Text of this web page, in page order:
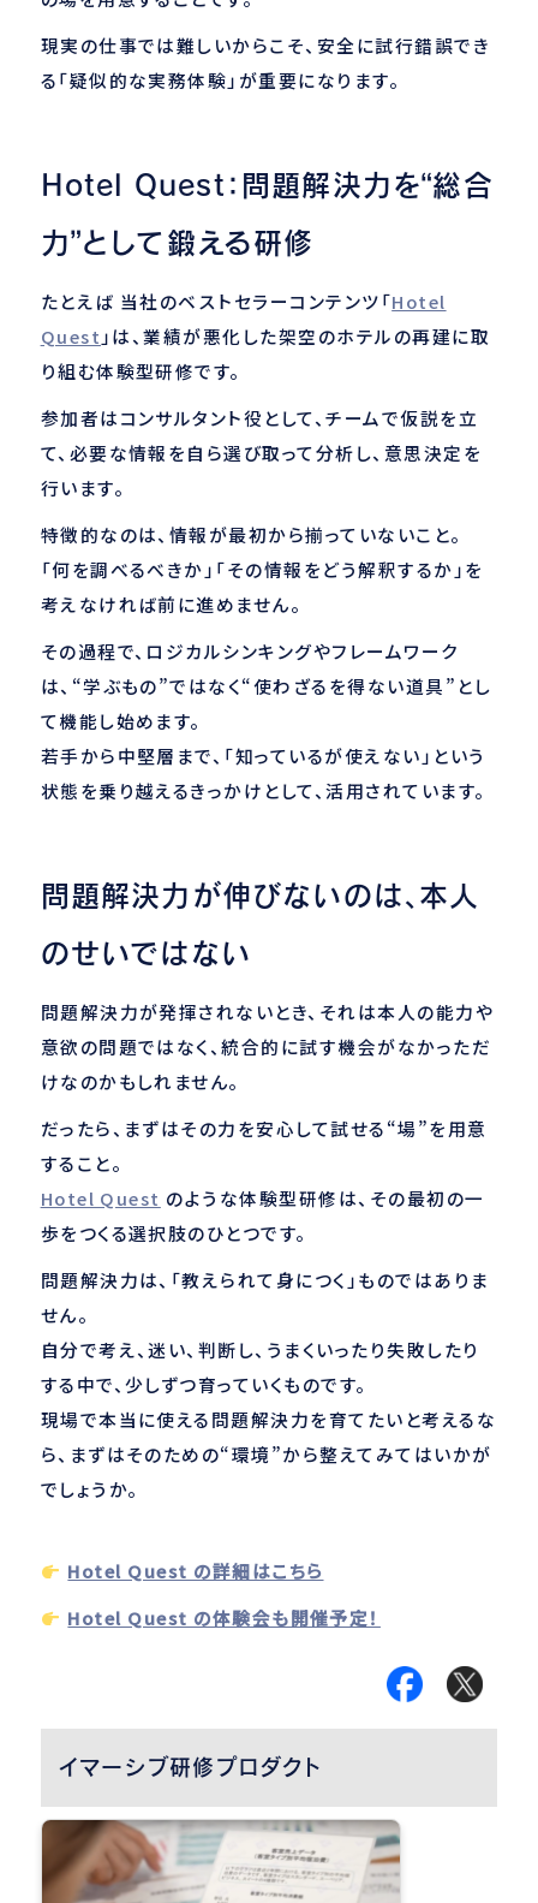
現実の仕事では難しいからこそ、安全に試行錯誤でき
る「疑似的な実務体験」が重要になります。
Hotel Quest：問題解決力を“総合
力”として鍛える研修
たとえば 当社のベストセラーコンテンツ「Hotel
Quest」は、業績が悪化した架空のホテルの再建に取
り組む体験型研修です。
参加者はコンサルタント役として、チームで仮説を立
て、必要な情報を自ら選び取って分析し、意思決定を
行います。
特徴的なのは、情報が最初から揃っていないこと。
「何を調べるべきか」「その情報をどう解釈するか」を
考えなければ前に進めません。
その過程で、ロジカルシンキングやフレームワーク
は、“学ぶもの”ではなく“使わざるを得ない道具”とし
て機能し始めます。
若手から中堅層まで、「知っているが使えない」という
状態を乗り越えるきっかけとして、活用されています。
問題解決力が伸びないのは、本人
のせいではない
問題解決力が発揮されないとき、それは本人の能力や
意欲の問題ではなく、統合的に試す機会がなかっただ
けなのかもしれません。
だったら、まずはその力を安心して試せる“場”を用意
すること。
Hotel Quest のような体験型研修は、その最初の一
歩をつくる選択肢のひとつです。
問題解決力は、「教えられて身につく」ものではありま
せん。
自分で考え、迷い、判断し、うまくいったり失敗したり
する中で、少しずつ育っていくものです。
現場で本当に使える問題解決力を育てたいと考えるな
ら、まずはそのための“環境”から整えてみてはいかが
でしょうか。
Hotel Quest の詳細はこちら
Hotel Quest の体験会も開催予定！
イマーシブ研修プロダクト